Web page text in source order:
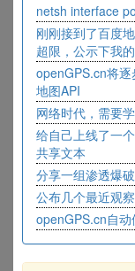
netsh interface
刚刚接到了百度
超限，公示下我
openGPS.cn将
地图API
网络时代，需要
给自己上线了一
共享文本
分享一组渗透爆
公布几个最近观
openGPS.cn自